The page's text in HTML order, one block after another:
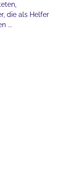
die als Helfer
...